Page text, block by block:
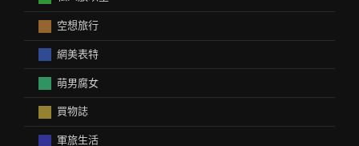
空想旅行
網美表特
萌男腐女
買物誌
軍旅生活